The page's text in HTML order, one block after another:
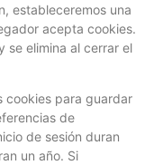
estableceremos una
acepta cookies.
se elimina al cerrar el
cookies para guardar
de
de sesión duran
un año. Si